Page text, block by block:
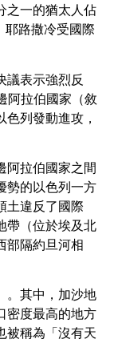
之一的猶太人佔
耶路撒冷受國際
議表示強烈反
阿拉伯國家（敘
列發動進攻，
阿拉伯國家之間
勢的以色列一方
土違反了國際
帶（位於埃及北
部隔約旦河相
。其中，加沙地
密度最高的地方
被稱為「沒有天